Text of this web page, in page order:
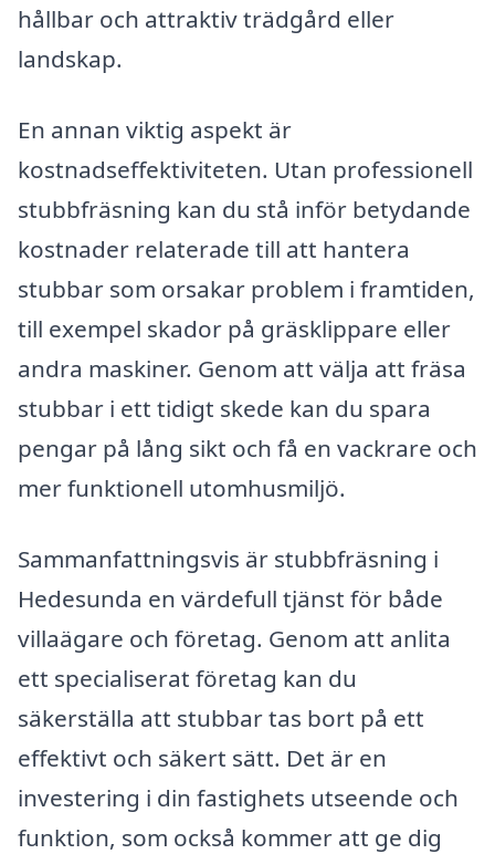
hållbar och attraktiv trädgård eller
landskap.
En annan viktig aspekt är
kostnadseffektiviteten. Utan professionell
stubbfräsning kan du stå inför betydande
kostnader relaterade till att hantera
stubbar som orsakar problem i framtiden,
till exempel skador på gräsklippare eller
andra maskiner. Genom att välja att fräsa
stubbar i ett tidigt skede kan du spara
pengar på lång sikt och få en vackrare och
mer funktionell utomhusmiljö.
Sammanfattningsvis är stubbfräsning i
Hedesunda en värdefull tjänst för både
villaägare och företag. Genom att anlita
ett specialiserat företag kan du
säkerställa att stubbar tas bort på ett
effektivt och säkert sätt. Det är en
investering i din fastighets utseende och
funktion, som också kommer att ge dig